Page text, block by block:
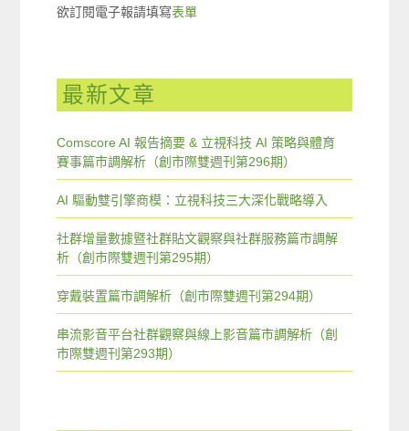
欲訂閱電子報請填寫表單
最新文章
Comscore AI 報告摘要 & 立視科技 AI 策略與體育
賽事篇市調解析（創市際雙週刊第296期）
AI 驅動雙引擎商模：立視科技三大深化戰略導入
社群增量數據暨社群貼文觀察與社群服務篇市調解
析（創市際雙週刊第295期）
穿戴裝置篇市調解析（創市際雙週刊第294期）
串流影音平台社群觀察與線上影音篇市調解析（創
市際雙週刊第293期）